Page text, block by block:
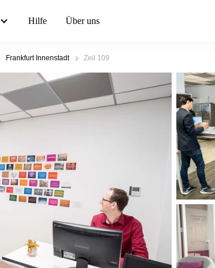
Hilfe Über uns
Frankfurt Innenstadt Zeil 109